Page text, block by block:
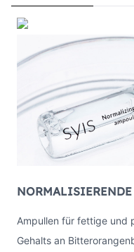
Ampullen für fettige und
Gehalts an